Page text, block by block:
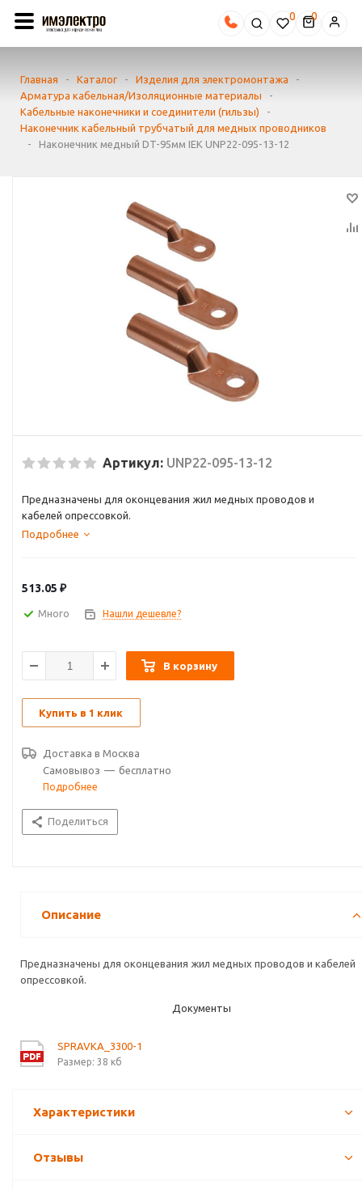
0
Главная - Каталог - Изделия для электромонтажа
-
Арматура кабельная/Изоляционные материалы
-
Кабельные наконечники и соединители (гильзы)
-
Наконечник кабельный трубчатый для медных проводников
-
Наконечник медный DT-95мм IEK UNP22-095-13-12
Артикул: UNP22-095-13-12
Предназначены для оконцевания жил медных проводов и
кабелей опрессовкой.
Подробнее
513.05 ₽
Много Нашли дешевле?
В корзину
Купить в 1 клик
Доставка в Москва
Самовывоз — бесплатно
Подробнее
Поделиться
Описание
Предназначены для оконцевания жил медных проводов и кабелей
опрессовкой.
Документы
SPRAVKA_3300-1
Размер: 38 кб
Характеристики
Отзывы